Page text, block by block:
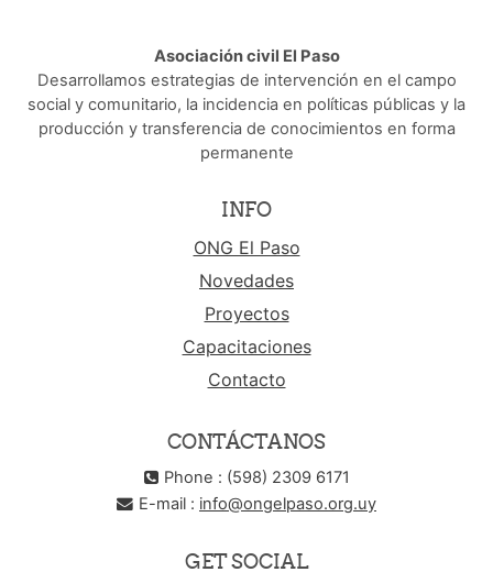
Asociación civil El Paso
Desarrollamos estrategias de intervención en el campo
social y comunitario, la incidencia en políticas públicas y la
producción y transferencia de conocimientos en forma
permanente
INFO
ONG El Paso
Novedades
Proyectos
Capacitaciones
Contacto
CONTÁCTANOS
Phone : (598) 2309 6171
E-mail : info@ongelpaso.org.uy
GET SOCIAL